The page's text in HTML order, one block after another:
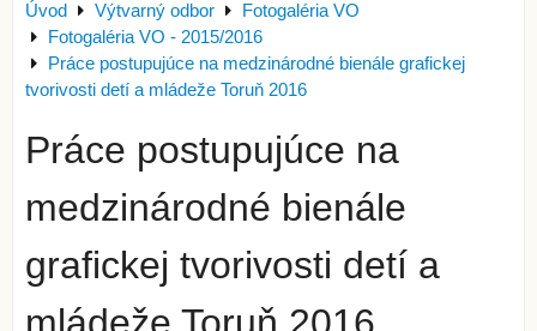
Úvod Výtvarný odbor
Fotogaléria VO
Fotogaléria VO - 2015/2016
Práce postupujúce na medzinárodné bienále grafickej
tvorivosti detí a mládeže Toruň 2016
Práce postupujúce na
medzinárodné bienále
grafickej tvorivosti detí a